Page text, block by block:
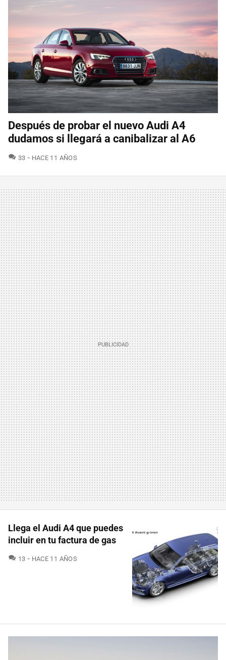
Después de probar el nuevo Audi A4
dudamos si llegará a canibalizar al A6
33 COMENTARIOS
HACE 11 AÑOS
Llega el Audi A4 que puedes
incluir en tu factura de gas
13 COMENTARIOS
HACE 11 AÑOS